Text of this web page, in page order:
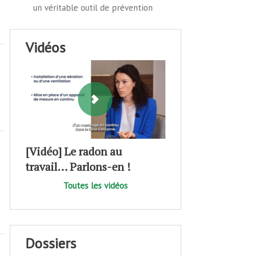
un véritable outil de prévention
vidéos
[Vidéo] Le radon au
travail… Parlons-en !
Toutes les vidéos
dossiers